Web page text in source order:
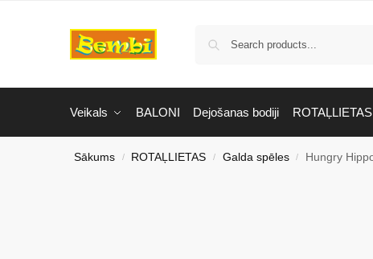
Veikals BALONI Dejošanas bodiji ROTAĻLIETAS
Sākums / ROTAĻLIETAS / Galda spēles / Hungry